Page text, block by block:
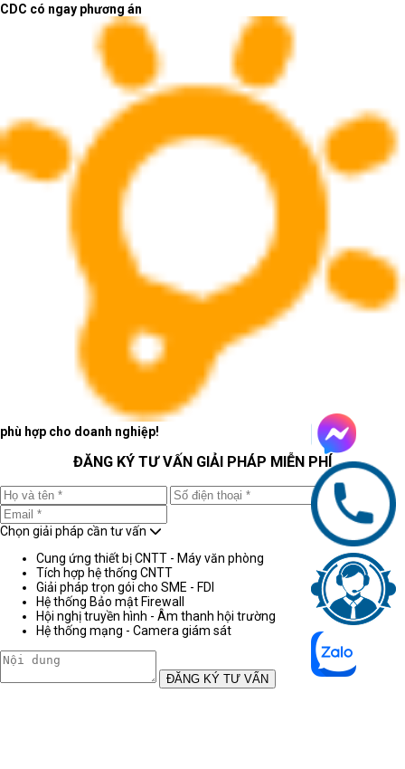
CDC có ngay phương án
phù hợp cho doanh nghiệp!
ĐĂNG KÝ TƯ VẤN GIẢI PHÁP MIỄN PHÍ
Chọn giải pháp cần tư vấn
Cung ứng thiết bị CNTT - Máy văn phòng
Tích hợp hệ thống CNTT
Giải pháp trọn gói cho SME - FDI
Hệ thống Bảo mật Firewall
Hội nghị truyền hình - Âm thanh hội trường
Hệ thống mạng - Camera giám sát
ĐĂNG KÝ TƯ VẤN